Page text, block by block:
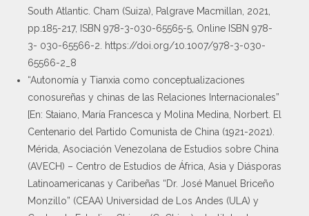
South Atlantic. Cham (Suiza), Palgrave Macmillan, 2021,
pp.185-217, ISBN 978-3-030-65565-5, Online ISBN 978-
3- 030-65566-2. https://doi.org/10.1007/978-3-030-
65566-2_8
“Autonomía y Tianxia como conceptualizaciones
conosureñas y chinas de las Relaciones Internacionales”
[En: Staiano, María Francesca y Molina Medina, Norbert. El
Centenario del Partido Comunista de China (1921-2021).
Mérida, Asociación Venezolana de Estudios sobre China
(AVECH) – Centro de Estudios de África, Asia y Diásporas
Latinoamericanas y Caribeñas “Dr. José Manuel Briceño
Monzillo” (CEAA) Universidad de Los Andes (ULA) y